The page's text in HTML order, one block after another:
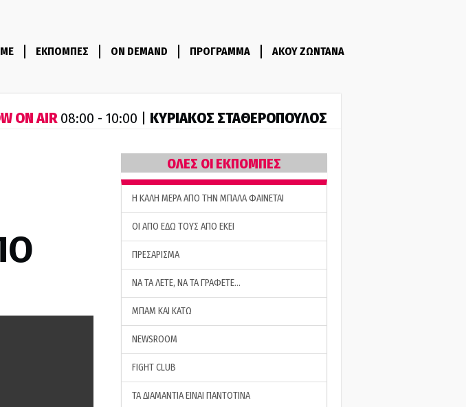
ΕΚΠΟΜΠΕΣ ON DEMAND ΠΡΟΓΡΑΜΜΑ ΑΚΟΥ ΖΩΝΤΑΝΑ
ON AIR08:00 - 10:00 | ΚΥΡΙΑΚΟΣ ΣΤΑΘΕΡΟΠΟΥΛΟΣ
ΟΛΕΣ ΟΙ ΕΚΠΟΜΠΕΣ
H ΚΑΛΗ ΜΕΡΑ ΑΠΟ ΤΗΝ ΜΠΑΛΑ ΦΑΙΝΕΤΑΙ
ΟΙ ΑΠΟ ΕΔΩ ΤΟΥΣ ΑΠΟ ΕΚΕΙ
ΠΡΕΣΑΡΙΣΜΑ
ΝΑ ΤΑ ΛΕΤΕ, ΝΑ ΤΑ ΓΡΑΦΕΤΕ…
ΜΠΑΜ ΚΑΙ ΚΑΤΩ
NEWSROOM
FIGHT CLUB
ΤΑ ΔΙΑΜΑΝΤΙΑ ΕΙΝΑΙ ΠΑΝΤΟΤΙΝΑ